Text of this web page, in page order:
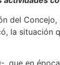
del
la situación